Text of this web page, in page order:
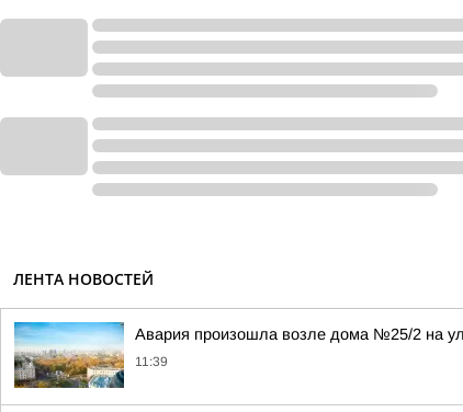
ЛЕНТА НОВОСТЕЙ
Авария произошла возле дома №25/2 на
11:39